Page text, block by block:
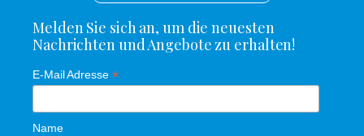
Melden Sie sich an, um die neuesten
Nachrichten und Angebote zu erhalten!
E-Mail Adresse *
Name